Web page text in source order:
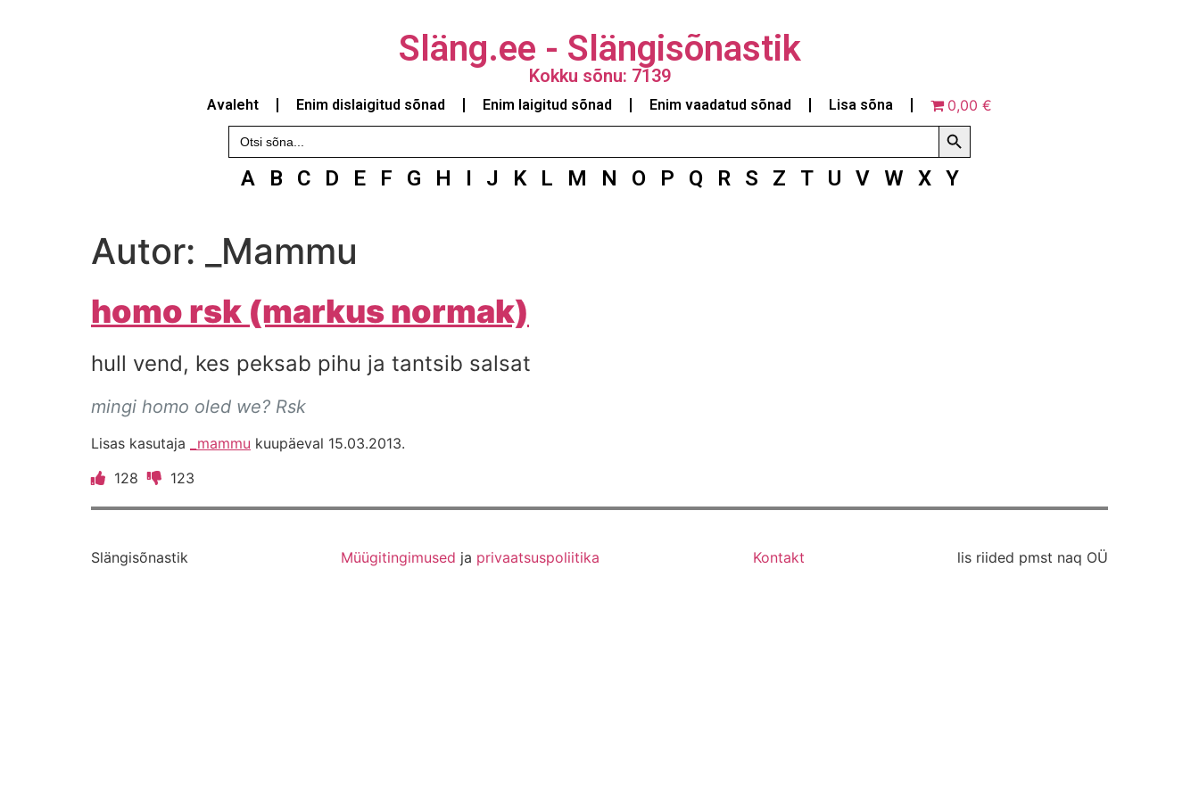
Släng.ee - Slängisõnastik
Kokku sõnu: 7139
Avaleht Enim dislaigitud sõnad Enim laigitud sõnad Enim vaadatud sõnad Lisa sõna
0,00 €
Search
for:
Search Button
A B C D E F G H I J K L M N O P Q R S Z T U V W X Y
Autor: _Mammu
homo rsk (markus normak)
hull vend, kes peksab pihu ja tantsib salsat
mingi homo oled we? Rsk
Lisas kasutaja _mammu kuupäeval 15.03.2013.
128
123
Slängisõnastik Müügitingimused ja privaatsuspoliitika Kontakt lis riided pmst naq OÜ